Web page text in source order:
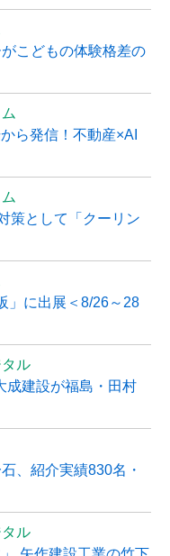
こどもの体験格差の
ら発信！不動産×AI
策として「クーリン
」に出展＜8/26～28
ル
成建設が福島・田村
、紹介実績830名・
ル